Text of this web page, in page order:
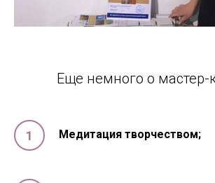
Еще немного о мастер-
Медитация творчеством;